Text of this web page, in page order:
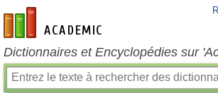
fr-academic.com
Dictionnaires et Encyclopédies sur